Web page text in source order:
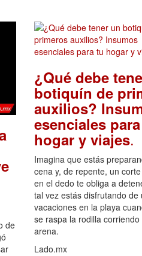
de
¿Qué debe
botiquín de
auxilios?
esenciales
hogar y viajes.
Imagina que estás
cena y, de repente, un
en el dedo te obliga a
tal vez estás disfrutando de
vacaciones en la playa
se raspa la rodilla
arena.
Lado.mx